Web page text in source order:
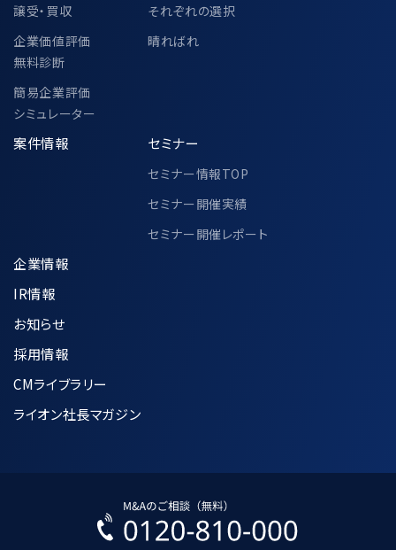
譲受・買収
企業価値評価
無料診断
簡易企業評価
シミュレーター
それぞれの選択
晴ればれ
案件情報 セミナー
セミナー情報TOP
セミナー開催実績
セミナー開催レポート
企業情報
IR情報
お知らせ
採用情報
CMライブラリー
ライオン社長マガジン